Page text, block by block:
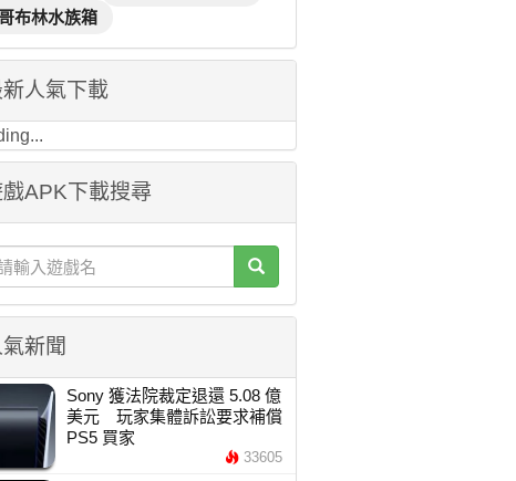
布林水族箱
新人氣下載
APK下載搜尋
氣新聞
Sony 獲法院裁定退還 5.08 億
美元 玩家集體訴訟要求補償
PS5 買家
33605